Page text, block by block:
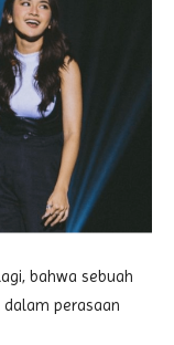
bahwa sebuah
perasaan